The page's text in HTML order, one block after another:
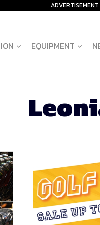
ADVERTISEMENT
EQUIPMENT